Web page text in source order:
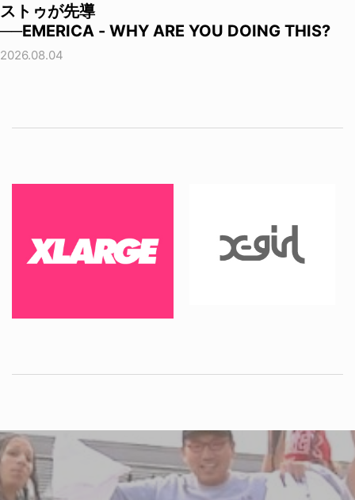
ストゥが先導
──EMERICA - WHY ARE YOU DOING THIS?
2026.08.04